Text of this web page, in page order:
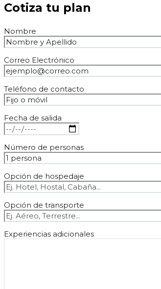
Cotiza tu plan
Nombre
Correo Electrónico
Teléfono de contacto
Fecha de salida
Número de personas
Opción de hospedaje
Opción de transporte
Experiencias adicionales